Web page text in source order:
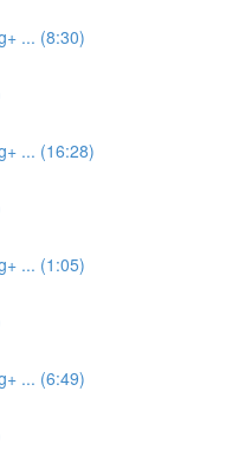
... (8:30)
... (16:28)
... (1:05)
... (6:49)